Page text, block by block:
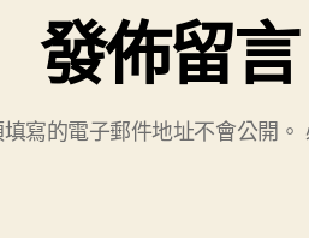
發佈留言
寫的電子郵件地址不會公開。